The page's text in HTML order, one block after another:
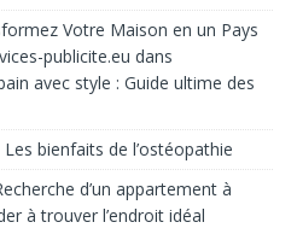
Votre Maison en un Pays
publicite.eu dans
avec style : Guide ultime des
Les bienfaits de l’ostéopathie
d’un appartement à
à trouver l’endroit idéal